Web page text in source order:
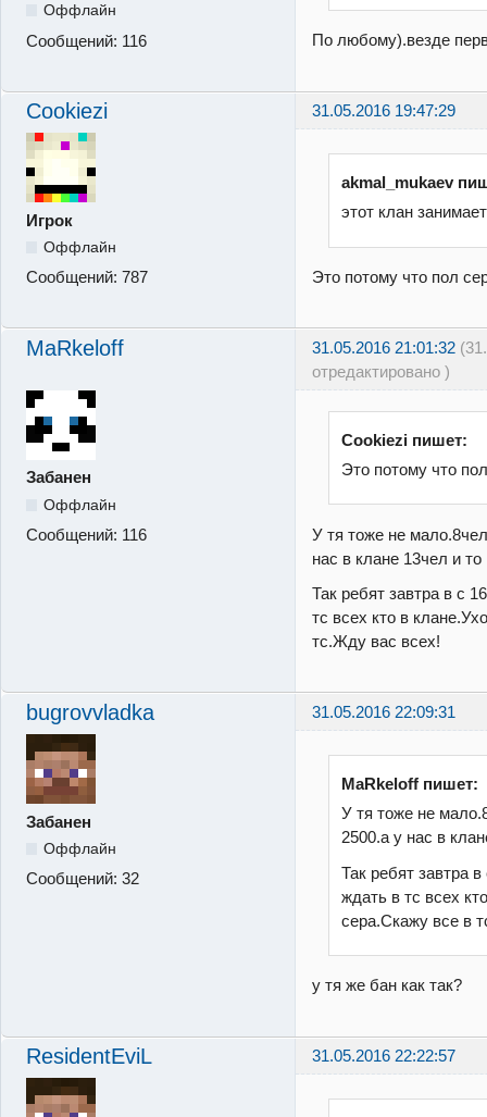
Оффлайн
Сообщений: 116 По любому).везде
Cookiezi 31.05.2016 19:47:29
Игрок
Оффлайн
Сообщений: 787
akmal_mukaev
этот клан
Это потому что пол
MaRkeloff 31.05.2016 21:01:32
отредактировано )
Забанен
Оффлайн
Сообщений: 116
Cookiezi пишет:
Это потому что
У тя тоже не
нас в клане 13чел и
Так ребят завтра в с
тс всех кто в
тс.Жду вас всех!
bugrovvladka 31.05.2016 22:09:31
Забанен
Оффлайн
Сообщений: 32
MaRkeloff пишет:
У тя тоже не
2500.а у нас в
Так ребят завтра
ждать в тс всех
сера.Скажу все в
у тя же бан как так?
ResidentEviL 31.05.2016 22:22:57